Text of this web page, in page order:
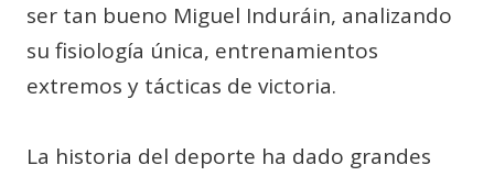
ser tan bueno Miguel Induráin, analizando
su fisiología única, entrenamientos
extremos y tácticas de victoria.
La historia del deporte ha dado grandes